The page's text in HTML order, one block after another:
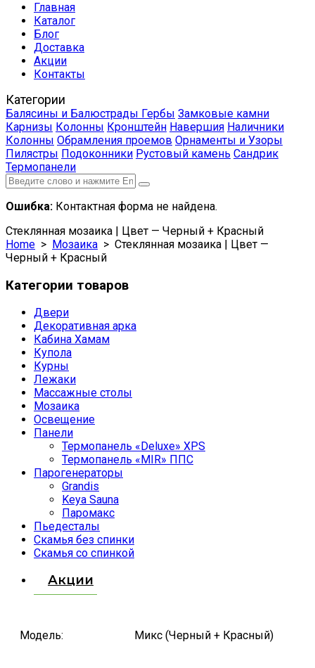
Главная
Каталог
Блог
Доставка
Акции
Контакты
Категории
Балясины и Балюстрады Гербы Замковые камни
Карнизы Колонны Кронштейн Навершия Наличники
Колонны Обрамления проемов Орнаменты и Узоры
Пилястры Подоконники Рустовый камень Сандрик
Термопанели
Ошибка: Контактная форма не найдена.
Стеклянная мозаика | Цвет — Черный + Красный
Home > Мозаика > Стеклянная мозаика | Цвет —
Черный + Красный
Категории товаров
Двери
Декоративная арка
Кабина Хамам
Купола
Курны
Лежаки
Массажные столы
Мозаика
Освещение
Панели
Термопанель «Deluxe» XPS
Термопанель «MIR» ППС
Парогенераторы
Grandis
Keya Sauna
Паромакс
Пьедесталы
Скамья без спинки
Скамья со спинкой
Акции
Модель: Микс (Черный + Красный)